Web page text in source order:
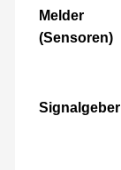
Melder
(Sensoren)
Signalgeber